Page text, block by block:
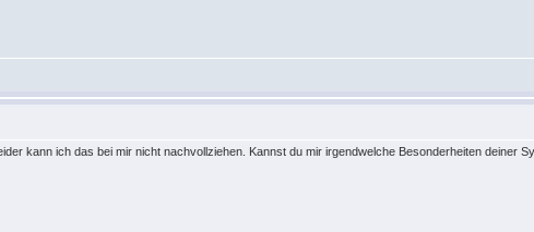
kann ich das bei mir nicht nachvollziehen. Kannst du mir irgendwelche Besonderheiten deiner